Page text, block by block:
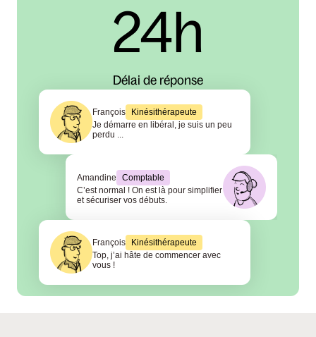
24h
Délai de réponse
François
Kinésithérapeute
Je démarre en libéral, je suis un peu
perdu ...
Amandine
Comptable
C’est normal ! On est là pour simplifier
et sécuriser vos débuts.
François
Kinésithérapeute
Top, j’ai hâte de commencer avec
vous !